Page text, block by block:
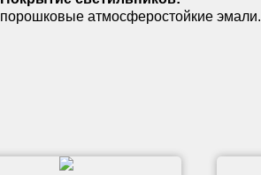
порошковые атмосферостойкие эмали.